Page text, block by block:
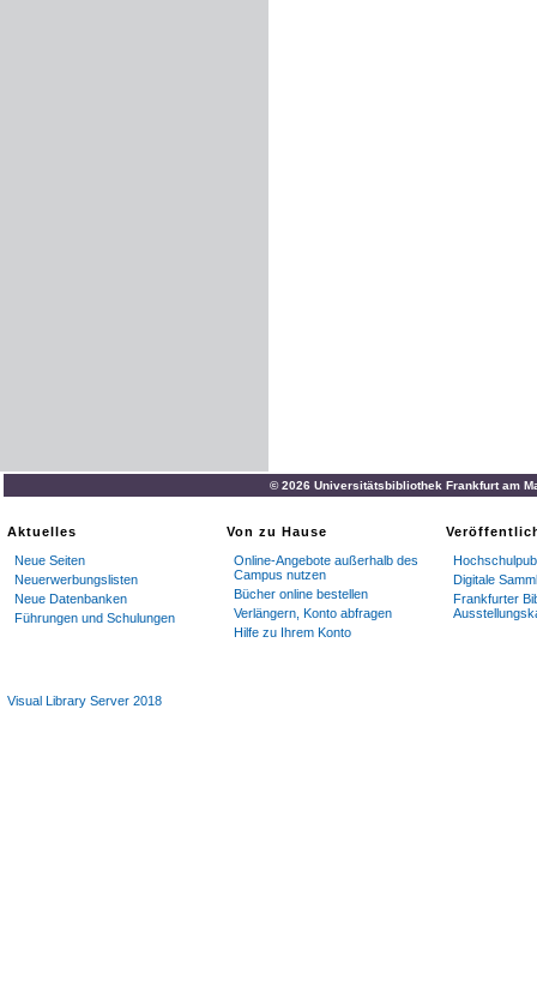
© 2026 Universitätsbibliothek Frankfurt am
Aktuelles
Neue Seiten
Neuerwerbungslisten
Neue Datenbanken
Führungen und Schulungen
Von zu Hause
Online-Angebote außerhalb des
Campus nutzen
Bücher online bestellen
Verlängern, Konto abfragen
Hilfe zu Ihrem Konto
Digitale
Frankfurter
Visual Library Server 2018